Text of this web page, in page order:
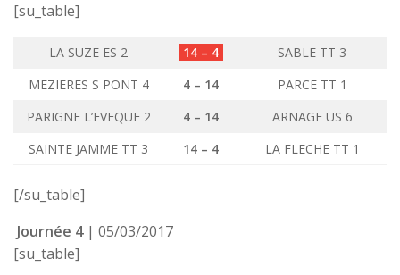
[su_table]
LA SUZE ES 2 14 – 4
SABLE TT 3
MEZIERES S PONT 4
4 – 14
PARCE TT 1
PARIGNE L’EVEQUE 2
4 – 14
ARNAGE US 6
SAINTE JAMME TT 3
14 – 4 LA FLECHE TT 1
[/su_table]
Journée 4| 05/03/2017
[su_table]